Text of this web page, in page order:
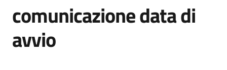
comunicazione data di
avvio